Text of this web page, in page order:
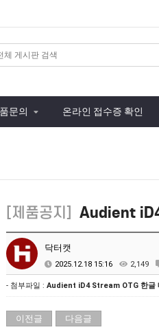
문의 온라인 접수증 확인
[제품공지] Audient
닥터캣
2025.12.18 15:16 2,149
- 첨부파일 : Audient iD4 Stream OTG 한글
이전글 다음글